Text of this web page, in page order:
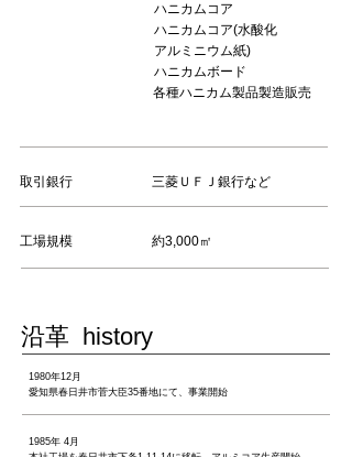
ハニカムコア
ハニカムコア(水酸化
アルミニウム紙)
ハニカムボード
各種ハニカム製品製造販売
取引銀行 三菱ＵＦＪ銀行など
工場規模 約3,000㎡
沿革 history
1980年12月
愛知県春日井市菅大臣35番地にて、事業開始
1985年 4月